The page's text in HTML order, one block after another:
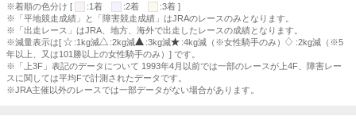
※着順の色分け [
:1着 :2着
:3着 ]
※「平地競走成績」と「障害競走成績」はJRAのレースのみとなります。
※「出走レース」はJRA、地方、海外で出走したレースの成績となります。
※減量表示は[
:1kg減 :2kg減 :3kg減 :4kg減（※女性騎手のみ）
:2kg減（※5
年以上、又は101勝以上の女性騎手のみ）] です。
※「上3F」表記のデータについて 1993年4月以前では一部のレースが上4F、障害レー
スに関しては平均Fで計測されたデータです。
※JRA主催以外のレースでは一部データがない場合があります。